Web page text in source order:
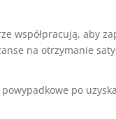
współpracują, aby
na otrzymanie
powypadkowe po